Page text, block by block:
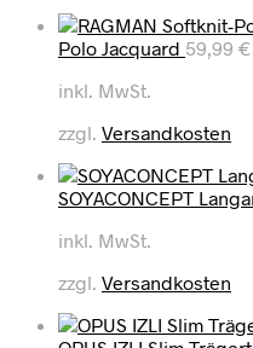
Polo Jacquard 59,99 €
inkl. MwSt.
zzgl. Versandkosten
SOYACONCEPT
inkl. MwSt.
zzgl. Versandkosten